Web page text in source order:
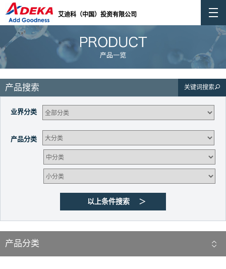
艾迪科（中国）投资有限公司
产品搜索 关键词搜索
业界分类
产品分类
产品分类